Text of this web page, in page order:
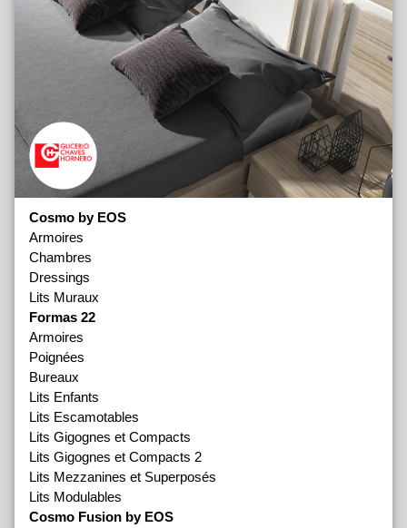
Cosmo by EOS
Armoires
Chambres
Dressings
Lits Muraux
Formas 22
Armoires
Poignées
Bureaux
Lits Enfants
Lits Escamotables
Lits Gigognes et Compacts
Lits Gigognes et Compacts 2
Lits Mezzanines et Superposés
Lits Modulables
Cosmo Fusion by EOS